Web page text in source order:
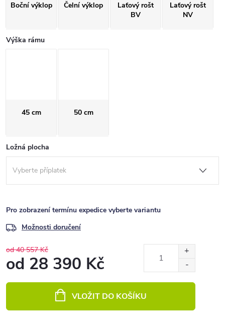
Boční výklop Čelní výklop
Laťový rošt
BV
Laťový rošt
NV
Výška rámu
45 cm 50 cm
Ložná plocha
Pro zobrazení termínu expedice vyberte variantu
Možnosti doručení
od 40 557 Kč
od 28 390 Kč
VLOŽIT DO KOŠÍKU